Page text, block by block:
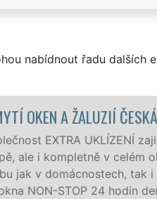
nabídnout řadu dalších
OKEN A ŽALUZIÍ
EXTRA UKLÍZENÍ
ale i kompletně v celém
jak v domácnostech, tak
NON-STOP 24 hodin